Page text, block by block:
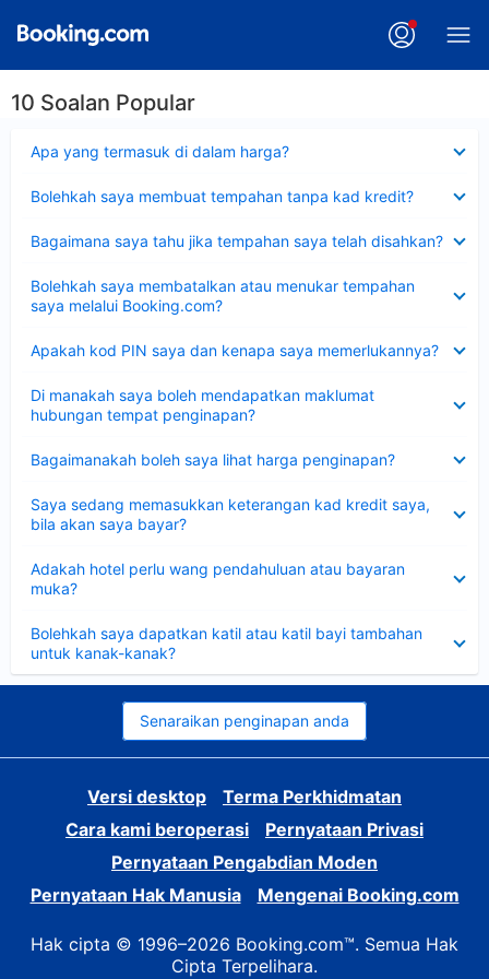
10 Soalan Popular
Apa yang termasuk di dalam harga?
Bolehkah saya membuat tempahan tanpa kad kredit?
Bagaimana saya tahu jika tempahan saya telah disahkan?
Bolehkah saya membatalkan atau menukar tempahan
saya melalui Booking.com?
Apakah kod PIN saya dan kenapa saya memerlukannya?
Di manakah saya boleh mendapatkan maklumat
hubungan tempat penginapan?
Bagaimanakah boleh saya lihat harga penginapan?
Saya sedang memasukkan keterangan kad kredit saya,
bila akan saya bayar?
Adakah hotel perlu wang pendahuluan atau bayaran
muka?
Bolehkah saya dapatkan katil atau katil bayi tambahan
untuk kanak-kanak?
Senaraikan penginapan anda
Versi desktop
Terma Perkhidmatan
Cara kami beroperasi
Pernyataan Privasi
Pernyataan Pengabdian Moden
Pernyataan Hak Manusia
Mengenai Booking.com
Hak cipta © 1996–2026 Booking.com™. Semua Hak
Cipta Terpelihara.